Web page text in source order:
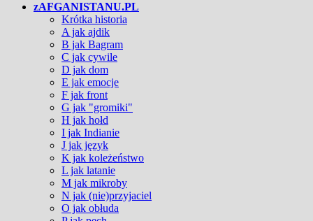
zAFGANISTANU.PL
Krótka historia
A jak ajdik
B jak Bagram
C jak cywile
D jak dom
E jak emocje
F jak front
G jak "gromiki"
H jak hołd
I jak Indianie
J jak język
K jak koleżeństwo
L jak latanie
M jak mikroby
N jak (nie)przyjaciel
O jak obłuda